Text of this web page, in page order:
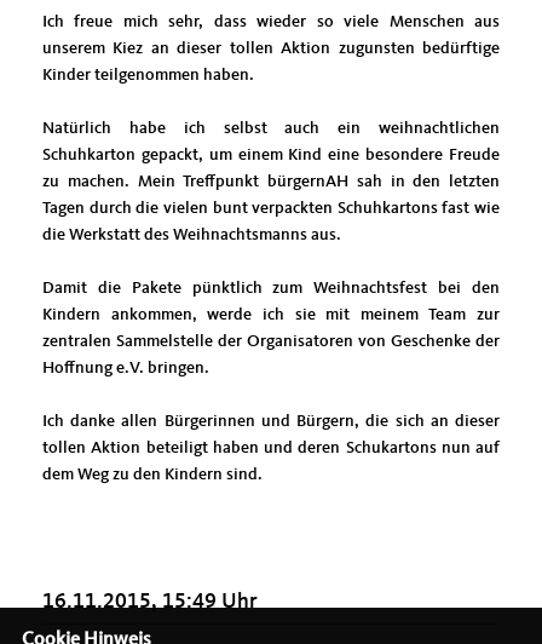
Ich freue mich sehr, dass wieder so viele Menschen aus
unserem Kiez an dieser tollen Aktion zugunsten bedürftige
Kinder teilgenommen haben.
Natürlich habe ich selbst auch ein weihnachtlichen
Schuhkarton gepackt, um einem Kind eine besondere Freude
zu machen. Mein Treffpunkt bürgernAH sah in den letzten
Tagen durch die vielen bunt verpackten Schuhkartons fast wie
die Werkstatt des Weihnachtsmanns aus.
Damit die Pakete pünktlich zum Weihnachtsfest bei den
Kindern ankommen, werde ich sie mit meinem Team zur
zentralen Sammelstelle der Organisatoren von Geschenke der
Hoffnung e.V. bringen.
Ich danke allen Bürgerinnen und Bürgern, die sich an dieser
tollen Aktion beteiligt haben und deren Schukartons nun auf
dem Weg zu den Kindern sind.
16.11.2015, 15:49 Uhr